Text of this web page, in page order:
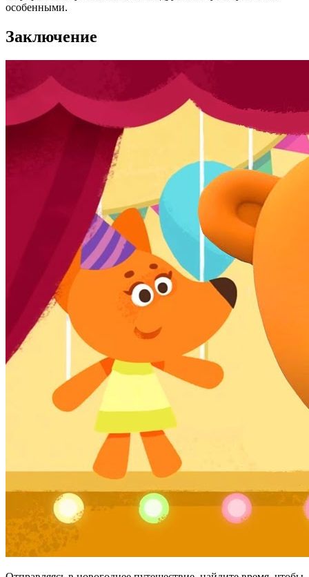
особенными.
Заключение